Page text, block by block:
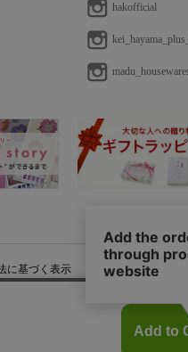
hakofficial
に基づく表示 免責事項